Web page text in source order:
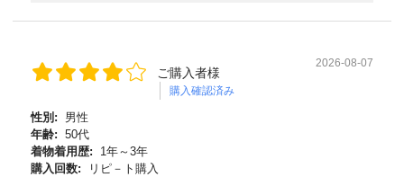
ご購入者様
購入確認済み
2026-08-07
性別:
男性
年齢: 50代
着物着用歴:
1年～3年
購入回数:
リピ－ト購入